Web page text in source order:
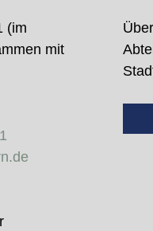
(im
mit